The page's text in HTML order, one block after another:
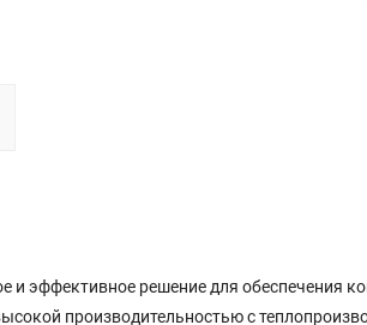
и эффективное решение для обеспечения
производительностью с